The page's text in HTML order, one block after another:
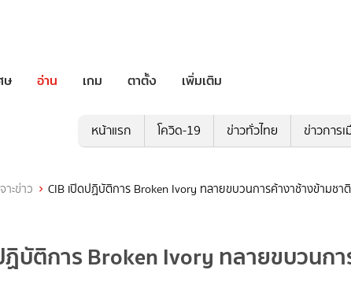
ษ อ่าน เกม ตาตั้ง เพิ่มเติม
หน้าแรก โควิด-19 ข่าวทั่วไทย ข่าวการ
าะข่าว CIB เปิดปฏิบัติการ Broken Ivory ทลายขบวนการค้างาช้างข้ามชาติ
ฏิบัติการ Broken Ivory ทลายขบวนก